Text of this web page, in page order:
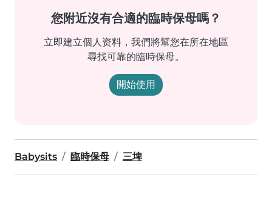
您附近沒有合適的臨時保母嗎？
立即建立個人资料，我們將幫您在所在地區
尋找可靠的臨時保母。
開始使用
Babysits 臨時保母 三埤